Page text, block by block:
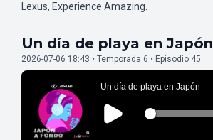
Lexus, Experience Amazing.
Un día de playa en Japón
2026-07-06 18:43 • Temporada 6 • Episodio 45